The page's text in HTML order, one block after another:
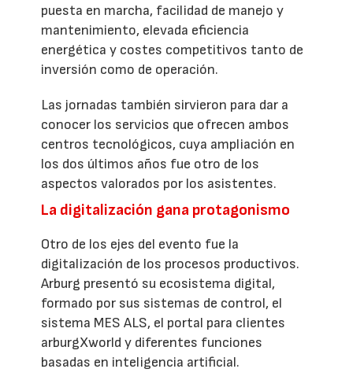
puesta en marcha, facilidad de manejo y
mantenimiento, elevada eficiencia
energética y costes competitivos tanto de
inversión como de operación.
Las jornadas también sirvieron para dar a
conocer los servicios que ofrecen ambos
centros tecnológicos, cuya ampliación en
los dos últimos años fue otro de los
aspectos valorados por los asistentes.
La digitalización gana protagonismo
Otro de los ejes del evento fue la
digitalización de los procesos productivos.
Arburg presentó su ecosistema digital,
formado por sus sistemas de control, el
sistema MES ALS, el portal para clientes
arburgXworld y diferentes funciones
basadas en inteligencia artificial.